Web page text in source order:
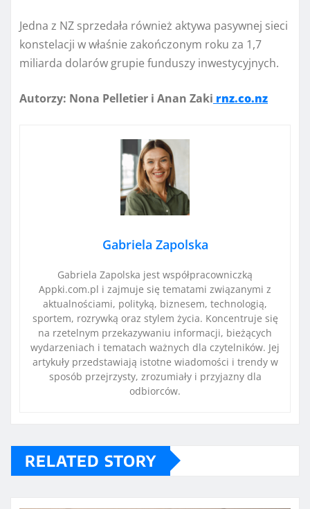
Jedna z NZ sprzedała również aktywa pasywnej sieci
konstelacji w właśnie zakończonym roku za 1,7
miliarda dolarów grupie funduszy inwestycyjnych.
Autorzy: Nona Pelletier i Anan Zaki rnz.co.nz
Gabriela Zapolska
Gabriela Zapolska jest współpracowniczką
Appki.com.pl i zajmuje się tematami związanymi z
aktualnościami, polityką, biznesem, technologią,
sportem, rozrywką oraz stylem życia. Koncentruje się
na rzetelnym przekazywaniu informacji, bieżących
wydarzeniach i tematach ważnych dla czytelników. Jej
artykuły przedstawiają istotne wiadomości i trendy w
sposób przejrzysty, zrozumiały i przyjazny dla
odbiorców.
RELATED STORY